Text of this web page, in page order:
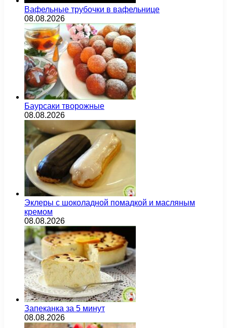
Вафельные трубочки в вафельнице
08.08.2026
Баурсаки творожные
08.08.2026
Эклеры с шоколадной помадкой и масляным
кремом
08.08.2026
Запеканка за 5 минут
08.08.2026